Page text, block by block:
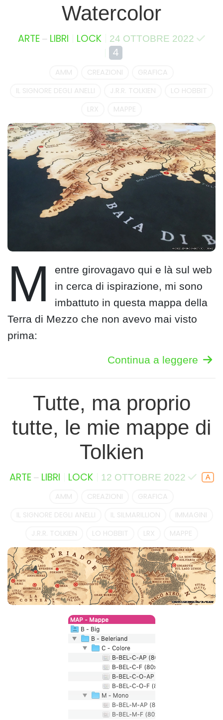
Watercolor
ARTE– LIBRI LOCK 24 OTTOBRE 2022
4
AMM CREAZIONI
GRAFICA
IL SIGNORE DEGLI ANELLI
J.R.R. TOLKIEN
LO HOBBIT
LRX
MAPPE
M
entre girovagavo qui e là sul web
in cerca di ispirazione, mi sono
imbattuto in questa mappa della
Terra di Mezzo che non avevo mai visto
prima:
Continua a leggere
Tutte, ma proprio
tutte, le mie mappe di
Tolkien
ARTE– LIBRI LOCK 12 OTTOBRE 2022
AMM CREAZIONI
GRAFICA
IL SIGNORE DEGLI ANELLI
IL SILMARILLION
IMMAGINI
J.R.R. TOLKIEN
LO HOBBIT LRX MAPPE